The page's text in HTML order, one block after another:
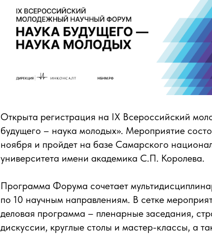
Открыта регистрация на IX Всероссийский
будущего – наука молодых». Мероприятие
ноября и пройдет на базе Самарского
университета имени академика С.П. Королева.
Программа Форума сочетает
по 10 научным направлениям. В сетке
деловая программа – пленарные заседания,
дискуссии, круглые столы и мастер-классы, а